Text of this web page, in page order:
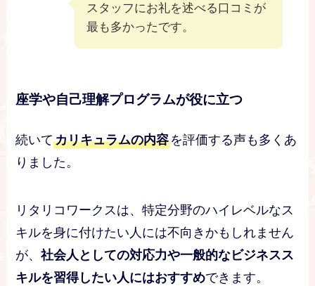
スタッフにお礼を述べる口コミが
最も多かったです。
座学や自己理解プログラムが役に立つ
続いてカリキュラムの内容を評価する声も多くあ
りました。
リタリコワークスは、特定分野のハイレベルなス
キルを身に付けたい人には不向きかもしれません
が、社会人としての対応力や一般的なビジネスス
キルを習得したい人にはおすすめできます。